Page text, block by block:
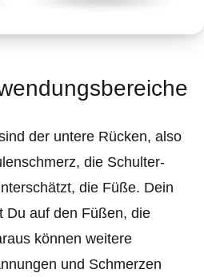
der untere Rücken, also
die Schulter-
die Füße. Dein
Du auf den Füßen, die
können weitere
und Schmerzen